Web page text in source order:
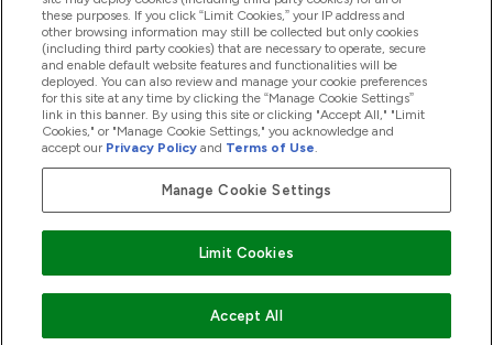
特典＆ポイント
2026 The Hut.com Ltd
Pay with
these purposes. If you click “Limit Cookies,” your IP address and
other browsing information may still be collected but only cookies
(including third party cookies) that are necessary to operate, secure
and enable default website features and functionalities will be
deployed. You can also review and manage your cookie preferences
for this site at any time by clicking the “Manage Cookie Settings”
link in this banner. By using this site or clicking "Accept All," "Limit
Cookies," or "Manage Cookie Settings," you acknowledge and
accept our Privacy Policy and Terms of Use.
Manage Cookie Settings
Limit Cookies
Accept All